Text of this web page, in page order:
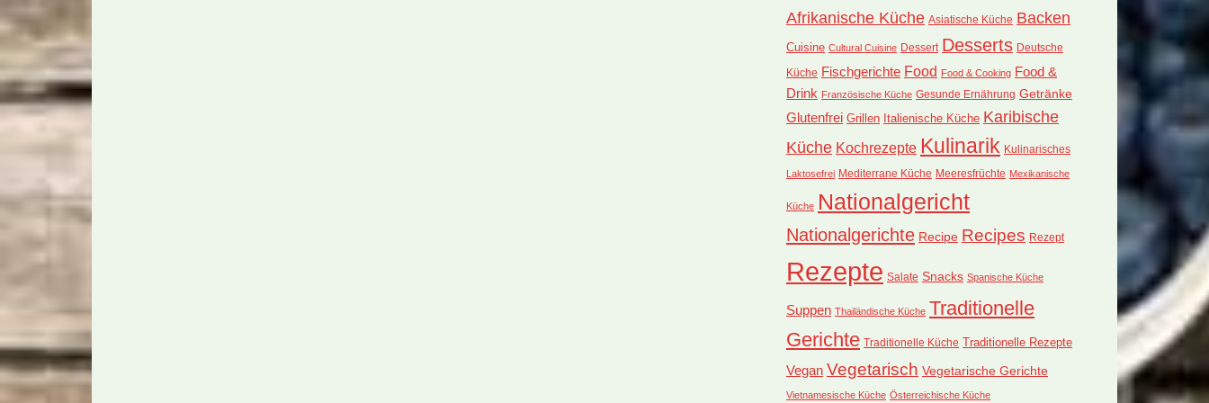
Afrikanische Küche Asiatische Küche Backen
Cuisine Cultural Cuisine Dessert Desserts Deutsche
Küche Fischgerichte Food Food & Cooking Food &
Drink Französische Küche Gesunde Ernährung Getränke
Glutenfrei Grillen Italienische Küche Karibische
Küche Kochrezepte Kulinarik Kulinarisches
Laktosefrei Mediterrane Küche Meeresfrüchte Mexikanische
Küche Nationalgericht
Nationalgerichte Recipe Recipes Rezept
Rezepte Salate Snacks Spanische Küche
Suppen Thailändische Küche Traditionelle
Gerichte Traditionelle Küche Traditionelle Rezepte
Vegan Vegetarisch Vegetarische Gerichte
Vietnamesische Küche Österreichische Küche